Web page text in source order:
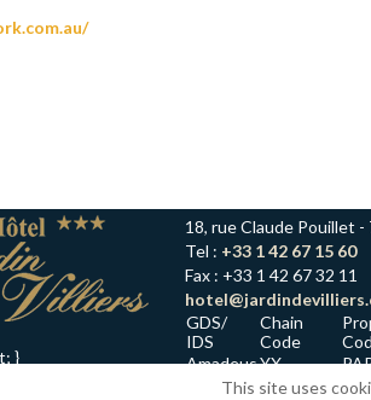
}
18, rue Claude Pouillet -
Tel : +33 1 42 67 15 60
Fax : +33 1 42 67 32 11
GDS/
IDS
Chain
Code
AmadeusYX
Sabre
YX
This site uses